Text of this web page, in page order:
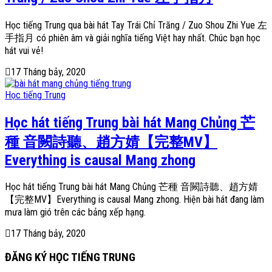
Học tiếng Trung qua bài hát Tay Trái Chỉ Trăng / Zuo Shou Zhi Yue 左
手指月 có phiên âm và giải nghĩa tiếng Việt hay nhất. Chúc bạn học
hát vui vẻ!
17 Tháng bảy, 2020
Học tiếng Trung
Học hát tiếng Trung bài hát Mang Chủng 芒
種 音闕詩聽、趙方婧【完整MV】
Everything is causal Mang zhong
Học hát tiếng Trung bài hát Mang Chủng 芒種 音闕詩聽、趙方婧
【完整MV】Everything is causal Mang zhong. Hiện bài hát đang làm
mưa làm gió trên các bảng xếp hạng.
17 Tháng bảy, 2020
ĐĂNG KÝ HỌC TIẾNG TRUNG